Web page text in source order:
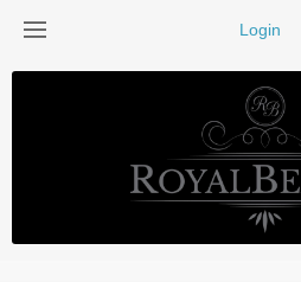
Login